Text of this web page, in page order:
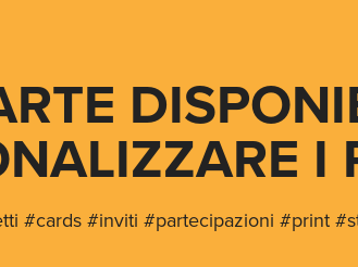
I
#cards #inviti #partecipazioni #print